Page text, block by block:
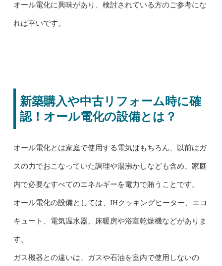
オール電化に興味があり、検討されている方のご参考にな
れば幸いです。
新築購入や中古リフォーム時に確
認！オール電化の設備とは？
オール電化とは家庭で使用する電気はもちろん、以前はガ
スの力でおこなっていた調理や湯沸かしなども含め、家庭
内で必要なすべてのエネルギーを電力で賄うことです。
オール電化の設備としては、IHクッキングヒーター、エコ
キュート、電気温水器、床暖房や浴室乾燥機などがありま
す。
ガス機器との違いは、ガスや石油を室内で使用しないの